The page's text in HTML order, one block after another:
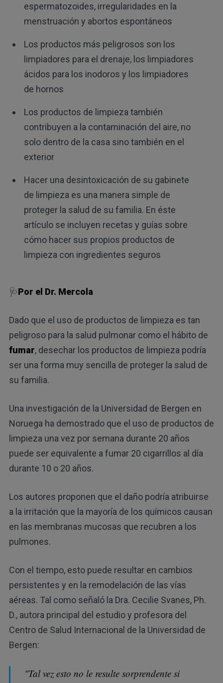
espermatozoides, irregularidades en la
menstruación y abortos espontáneos
Los productos más peligrosos son los
limpiadores para el drenaje, los limpiadores
ácidos para los inodoros y los limpiadores
de hornos
Los productos de limpieza también
contribuyen a la contaminación del aire, no
solo dentro de la casa sino también en el
exterior
Hacer una desintoxicación de su gabinete
de limpieza es una manera simple de
proteger la salud de su familia. En éste
artículo se incluyen recetas y guías sobre
cómo hacer sus propios productos de
limpieza con ingredientes seguros
🩺Por el Dr. Mercola
Dado que el uso de productos de limpieza es tan
peligroso para la salud pulmonar como el hábito de
fumar, desechar los productos de limpieza podría
ser una forma muy sencilla de proteger la salud de
su familia.
Una investigación de la Universidad de Bergen en
Noruega ha demostrado que el uso de productos de
limpieza una vez por semana durante 20 años
puede ser equivalente a fumar 20 cigarrillos al día
durante 10 o 20 años.
Los autores proponen que el daño podría atribuirse
a la irritación que la mayoría de los químicos causan
en las membranas mucosas que recubren a los
pulmones.
Con el tiempo, esto puede resultar en cambios
persistentes y en la remodelación de las vías
aéreas. Tal como señaló la Dra. Cecilie Svanes, Ph.
D., autora principal del estudio y profesora del
Centro de Salud Internacional de la Universidad de
Bergen:
"Tal vez esto no le resulte sorprendente si